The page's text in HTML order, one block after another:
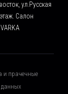
ул.Русская
Салон
и прачечные
данных